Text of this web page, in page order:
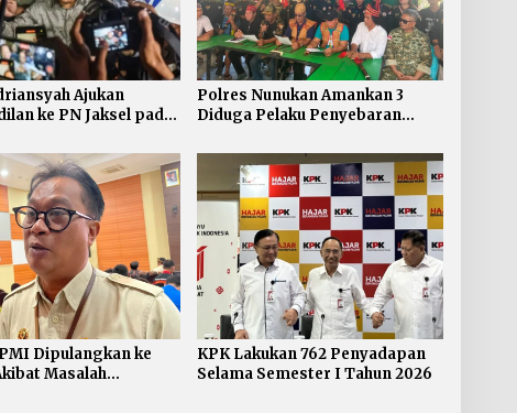
Ajukan
ke PN Jaksel pada
Polres Nunukan Amankan 3
Diduga Pelaku Penyebaran
Dipulangkan ke
Masalah
KPK Lakukan 762 Penyadapan
Selama Semester I Tahun 2026